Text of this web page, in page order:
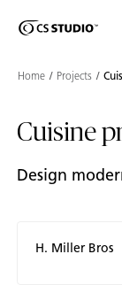
Home Projects
Cuisine
Design
H. Miller Bros